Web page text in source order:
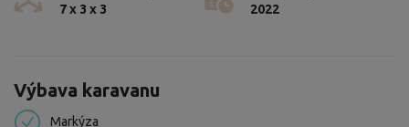
7 x 3 x 3 2022
Výbava karavanu
Markýza